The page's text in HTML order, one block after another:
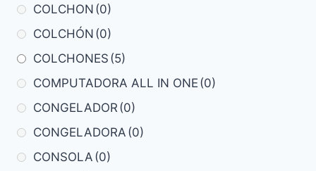
COLCHON (0)
COLCHÓN (0)
COLCHONES (5)
COMPUTADORA ALL IN ONE (0)
CONGELADOR (0)
CONGELADORA (0)
CONSOLA (0)